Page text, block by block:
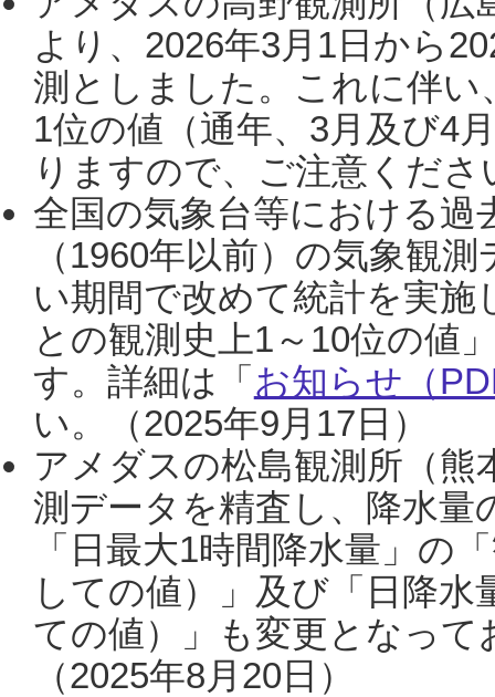
より、2026年3月1日から
測としました。これに伴い
1位の値（通年、3月及び4
りますので、ご注意くだ
全国の気象台等における過
（1960年以前）の気象観
い期間で改めて統計を実
との観測史上1～10位の値
す。詳細は「 お知らせ（
い。（2025年9月17日）
アメダスの松島観測所（熊
測データを精査し、降水
「日最大1時間降水量」の
しての値）」及び「日降
ての値）」も変更となっ
（2025年8月20日）